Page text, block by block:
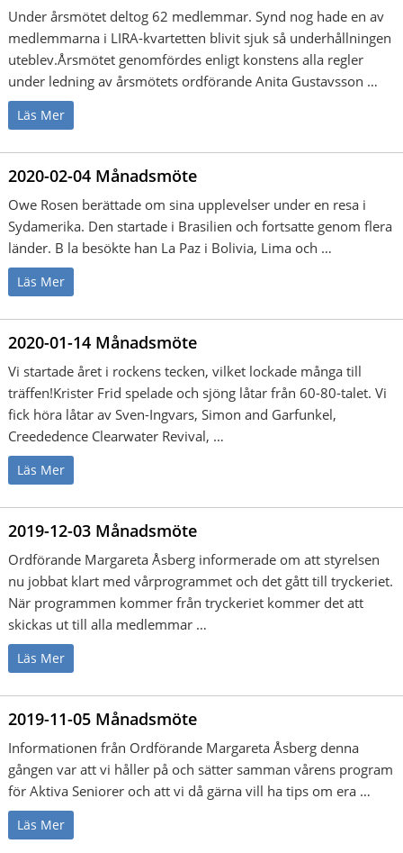
Under årsmötet deltog 62 medlemmar. Synd nog hade en av
medlemmarna i LIRA-kvartetten blivit sjuk så underhållningen
uteblev.Årsmötet genomfördes enligt konstens alla regler
under ledning av årsmötets ordförande Anita Gustavsson …
Läs Mer
2020-02-04 Månadsmöte
Owe Rosen berättade om sina upplevelser under en resa i
Sydamerika. Den startade i Brasilien och fortsatte genom flera
länder. B la besökte han La Paz i Bolivia, Lima och …
Läs Mer
2020-01-14 Månadsmöte
Vi startade året i rockens tecken, vilket lockade många till
träffen!Krister Frid spelade och sjöng låtar från 60-80-talet. Vi
fick höra låtar av Sven-Ingvars, Simon and Garfunkel,
Creededence Clearwater Revival, …
Läs Mer
2019-12-03 Månadsmöte
Ordförande Margareta Åsberg informerade om att styrelsen
nu jobbat klart med vårprogrammet och det gått till tryckeriet.
När programmen kommer från tryckeriet kommer det att
skickas ut till alla medlemmar …
Läs Mer
2019-11-05 Månadsmöte
Informationen från Ordförande Margareta Åsberg denna
gången var att vi håller på och sätter samman vårens program
för Aktiva Seniorer och att vi då gärna vill ha tips om era …
Läs Mer